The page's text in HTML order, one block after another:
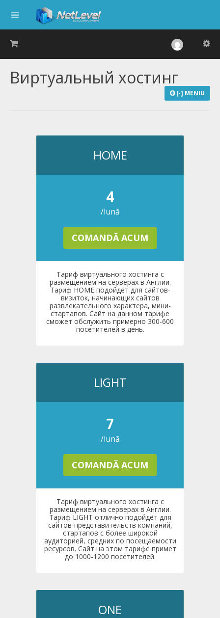
Виртуальный хостинг
[-] MENIU
HOME
4
/lună
COMANDĂ ACUM
Тариф виртуального хостинга с
размещением на серверах в Англии.
Тариф HOME подойдёт для сайтов-
визиток, начинающих сайтов
развлекательного характера, мини-
стартапов. Сайт на данном тарифе
сможет обслужить примерно 300-600
посетителей в день.
LIGHT
7
/lună
COMANDĂ ACUM
Тариф виртуального хостинга с
размещением на серверах в Англии.
Тариф LIGHT отлично подойдёт для
сайтов-представительств компаний,
стартапов с более широкой
аудиторией, средних по посещаемости
ресурсов. Сайт на этом тарифе примет
до 1000-1200 посетителей.
ONE